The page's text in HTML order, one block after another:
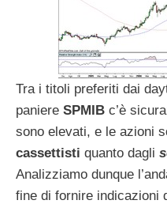
Tra i titoli preferiti dai
paniere SPMIB c’è
sono elevati, e le azioni
cassettisti quanto dagli
Analizziamo dunque
fine di fornire indicazioni